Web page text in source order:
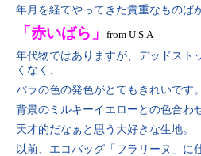
年月を経てやってきた貴重なものば
「赤いばら」
from U.S.A
年代物ではありますが、デッドスト
くなく、
バラの色の発色がとてもきれいです。
背景のミルキーイエローとの色合わ
天才的だなぁと思う大好きな生地。
以前、エコバッグ「フラリーヌ」に